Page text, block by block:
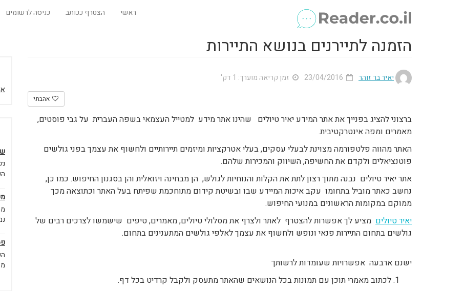
ראשי הצטרף ככותב כניסה לרשומים
הזמנה לתיירנים בנושא התיירות
יאיר בר זוהר זמן קריאה מוערך: 1 דק'
אהבתי
ברצוני להציג בפנייך את אתר המידע יאיר טיולים שהינו אתר מידע למטייל העצמאי בשפה העברית על גבי פוסטים,
מאמרים ומפה אינטרקטיבית.
האתר מהווה פלטפורמה מצוינת לבעלי עסקים, בעלי אטרקציות ומיזמים תיירותיים ולחשוף את עצמך בפני גולשים
פוטנציאלים ולקדם את החשיפה, השיווק והמכירות שלהם.
אתר יאיר טיולים נבנה מתוך רצון לתת את הקלות והנוחיות לגולש, הן מבחינה ויזואלית והן בסגנון החיפוש. כמו כן,
נחשב כאתר מוביל בתחומו עקב איכות המיידע שבו ובשיטת קידום מתוחכמת שפיתח בעל האתר וכתוצאה מכך
ממוקם במקומות הראשונים במנועי החיפוש.
יאיר טיולים מציע לך אפשרות להצטרף לאתר ולצרף את מסלולי טיולים, מאמרים, טיפים שישמשו לצרכים רבים של
גולשים בתחום התיירות פנאי ונופש ולחשוף את עצמך לאלפי גולשים המתענינים בתחום.
ישנם ארבעה אפשרויות שעומדות לרשותך
לכתוב מאמרי תוכן עם תמונות בכל הנושאים שהאתר מתעסק ולקבל קרדיט בכל דף.